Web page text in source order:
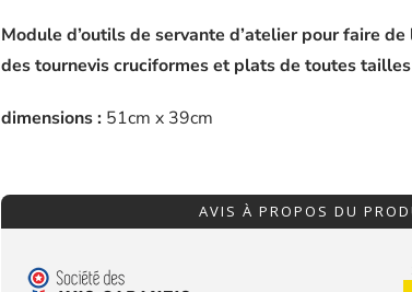
Module d’outils de servante d’atelier pour faire
des tournevis cruciformes et plats de toutes
dimensions : 51cm x 39cm
AVIS À PROPOS DU